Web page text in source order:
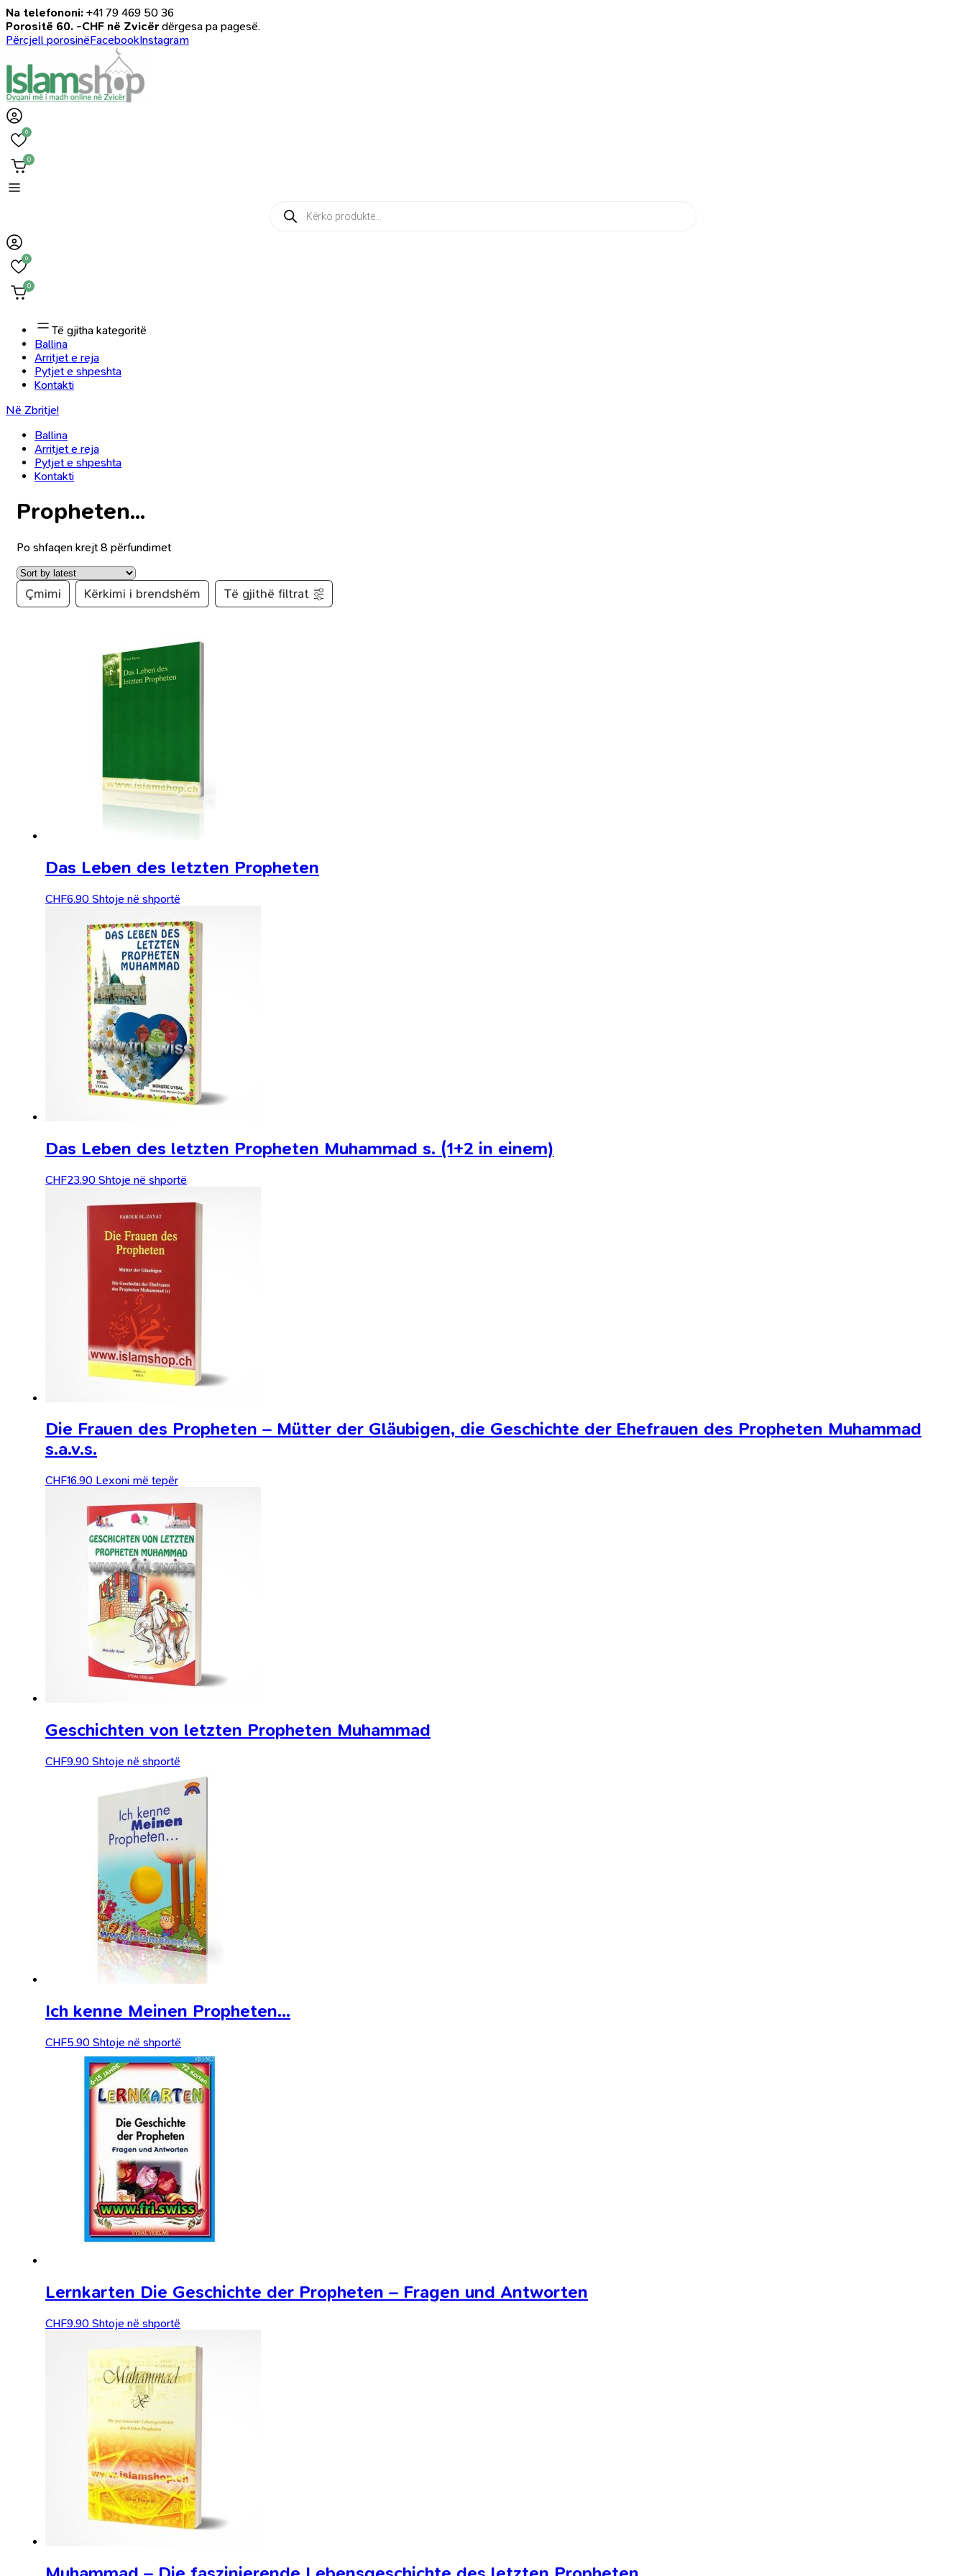
Na telefononi: +41 79 469 50 36
Porositë 60. -CHF në Zvicër dërgesa pa pagesë.
Përcjell porosinëFacebookInstagram
0
0
Products
search
0
0
Të gjitha kategoritë
Ballina
Arritjet e reja
Pytjet e shpeshta
Kontakti
Në Zbritje!
Ballina
Arritjet e reja
Pytjet e shpeshta
Kontakti
Propheten...
Po shfaqen krejt 8 përfundimet
Çmimi Kërkimi i brendshëm Të gjithë filtrat
Das Leben des letzten Propheten
CHF6.90 Shtoje në shportë
Das Leben des letzten Propheten Muhammad s. (1+2 in einem)
CHF23.90 Shtoje në shportë
Die Frauen des Propheten – Mütter der Gläubigen, die Geschichte der Ehefrauen des Propheten Muhammad
s.a.v.s.
CHF16.90 Lexoni më tepër
Geschichten von letzten Propheten Muhammad
CHF9.90 Shtoje në shportë
Ich kenne Meinen Propheten…
CHF5.90 Shtoje në shportë
Lernkarten Die Geschichte der Propheten – Fragen und Antworten
CHF9.90 Shtoje në shportë